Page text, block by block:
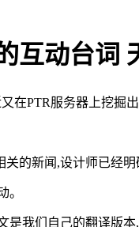
互动台词
又在PTR服务器上挖掘
关的新闻,设计师已经
。
是我们自己的翻译版本